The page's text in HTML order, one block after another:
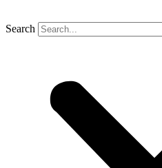
Search